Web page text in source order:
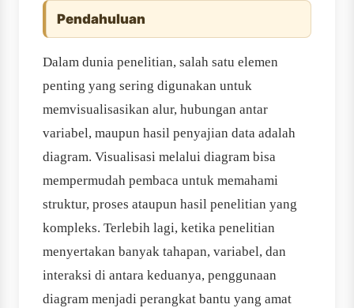
Pendahuluan
Dalam dunia penelitian, salah satu elemen
penting yang sering digunakan untuk
memvisualisasikan alur, hubungan antar
variabel, maupun hasil penyajian data adalah
diagram. Visualisasi melalui diagram bisa
mempermudah pembaca untuk memahami
struktur, proses ataupun hasil penelitian yang
kompleks. Terlebih lagi, ketika penelitian
menyertakan banyak tahapan, variabel, dan
interaksi di antara keduanya, penggunaan
diagram menjadi perangkat bantu yang amat